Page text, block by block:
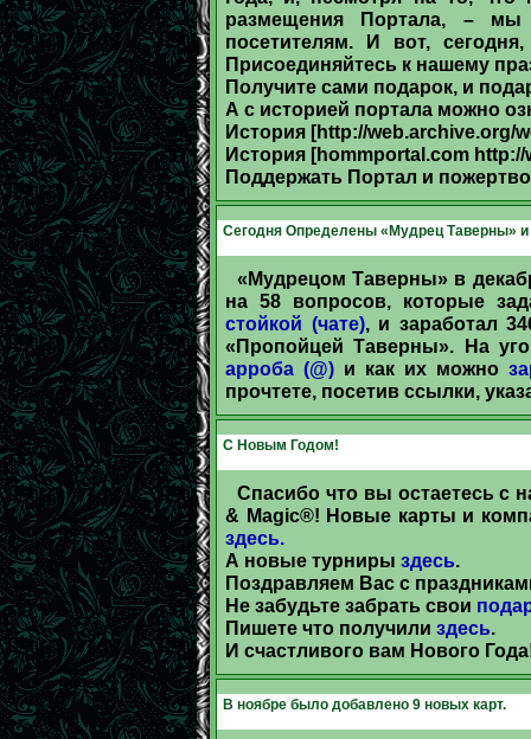
размещения Портала, – мы
посетителям. И вот,
Присоединяйтесь к нашему
Получите сами подарок, и
А с историей портала можно
История [http://web.archive.org/
История [hommportal.com
Поддержать Портал и
Сегодня Определены «Мудрец Таверны»
«Мудрецом Таверны» в
на 58 вопросов, которые
стойкой (чате), и заработал
«Пропойцей Таверны». На
арроба (@) и как их можно
прочтете, посетив ссылки,
C Новым Годом!
Спасибо что вы остаетесь с
& Magic®! Новые карты и
здесь.
А новые турниры здесь.
Поздравляем Вас с
Не забудьте забрать свои
Пишете что получили здесь.
И счастливого вам Нового
В ноябре было добавлено 9 новых карт.